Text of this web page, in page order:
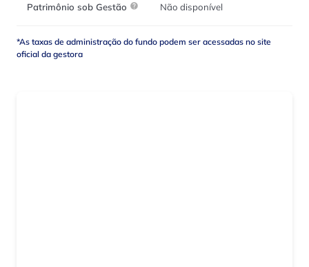
*As taxas de administração do fundo podem ser acessadas no site
oficial da gestora
Patrimônio sob Gestão Não disponível